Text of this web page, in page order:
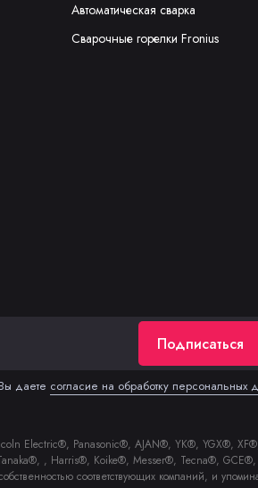
Автоматическая сварка
Сварочные горелки Fronius
Подписаться
даете согласие на обработку персональных
Panasonic®, AJAN®, YK®, YGX®,
, Harris®, Koike®, Messer®, Tecna®,
соответствующих компаний, и